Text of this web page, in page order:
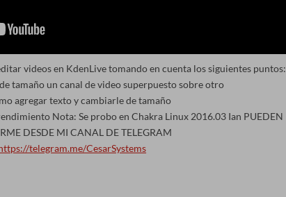
videos en KdenLive tomando en cuenta los siguientes puntos:
tamaño un canal de video superpuesto sobre otro
agregar texto y cambiarle de tamaño
Nota: Se probo en Chakra Linux 2016.03 Ian PUEDEN
DESDE MI CANAL DE TELEGRAM
telegram.me/CesarSystems